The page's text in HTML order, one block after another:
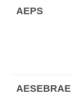
AEPS
AESEBRAE